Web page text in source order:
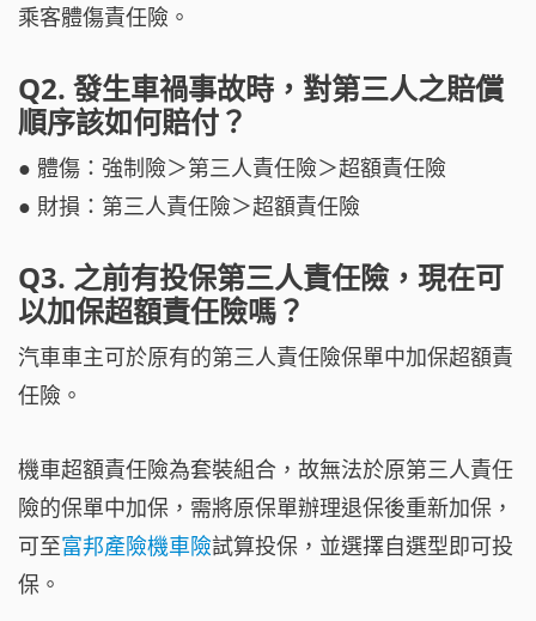
乘客體傷責任險。
Q2. 發生車禍事故時，對第三人之賠償
順序該如何賠付？
● 體傷：強制險＞第三人責任險＞超額責任險
● 財損：第三人責任險＞超額責任險
Q3. 之前有投保第三人責任險，現在可
以加保超額責任險嗎？
汽車車主可於原有的第三人責任險保單中加保超額責
任險。
機車超額責任險為套裝組合，故無法於原第三人責任
險的保單中加保，需將原保單辦理退保後重新加保，
可至富邦產險機車險試算投保，並選擇自選型即可投
保。